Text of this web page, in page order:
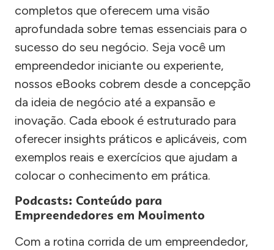
completos que oferecem uma visão
aprofundada sobre temas essenciais para o
sucesso do seu negócio. Seja você um
empreendedor iniciante ou experiente,
nossos eBooks cobrem desde a concepção
da ideia de negócio até a expansão e
inovação. Cada ebook é estruturado para
oferecer insights práticos e aplicáveis, com
exemplos reais e exercícios que ajudam a
colocar o conhecimento em prática.
Podcasts: Conteúdo para
Empreendedores em Movimento
Com a rotina corrida de um empreendedor,